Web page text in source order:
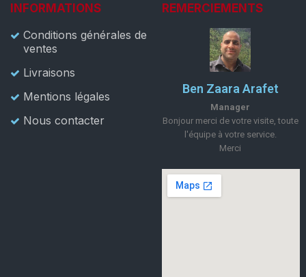
INFORMATIONS
Conditions générales de
ventes
Livraisons
Mentions légales
Nous contacter
REMERCIEMENTS
Ben Zaara Arafet
Manager
Bonjour merci de votre visite, toute
l'équipe à votre service.
Merci